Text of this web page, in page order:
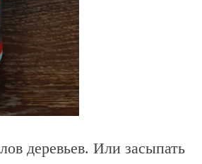
деревьев. Или засыпать